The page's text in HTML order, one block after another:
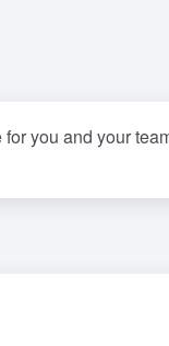
you and your